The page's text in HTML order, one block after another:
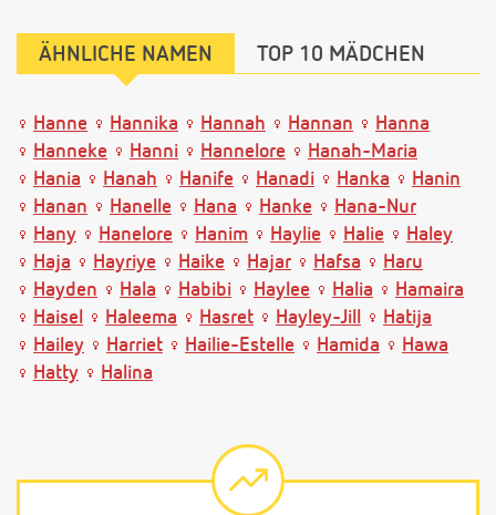
ÄHNLICHE NAMEN TOP 10 MÄDCHEN
Hanne Hannika Hannah Hannan
Hanna
Hanneke
Hanni Hannelore
Hanah-Maria
Hania
Hanah Hanife Hanadi Hanka
Hanin
Hanan
Hanelle Hana Hanke
Hana-Nur
Hany
Hanelore Hanim Haylie Halie
Haley
Haja
Hayriye Haike Hajar Hafsa
Haru
Hayden
Hala Habibi Haylee Halia
Hamaira
Haisel
Haleema Hasret Hayley-Jill
Hatija
Hailey
Harriet Hailie-Estelle Hamida
Hawa
Hatty
Halina